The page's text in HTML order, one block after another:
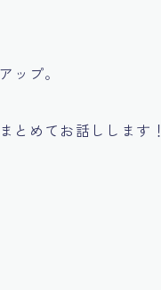
ップ。
とめてお話しします！